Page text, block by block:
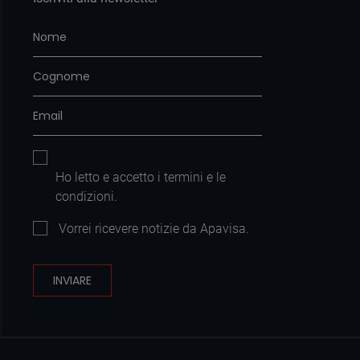
Ho letto e accetto i termini e le
condizioni.
Vorrei ricevere notizie da Apavisa.